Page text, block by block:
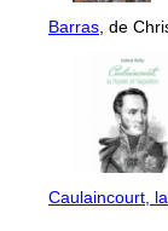
Barras , de
Caulaincourt,